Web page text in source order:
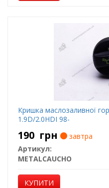
Кришка маслозаливної
1.9D/2.0HDI 98-
190 грн
завтра
Артикул:
METALCAUCHO
КУПИТИ